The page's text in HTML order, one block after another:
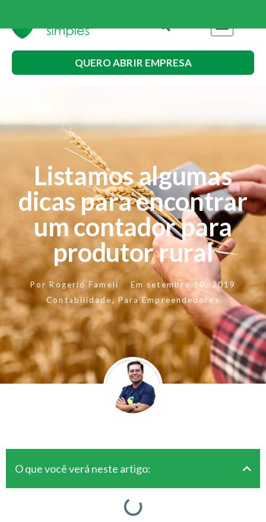
QUERO ABRIR EMPRESA
Listamos algumas
dicas para encontrar
um contador para
produtor rural
Por Rogerio Fameli Em setembro 10, 2019
Contabilidade, Para Empreendedores
O que você verá neste artigo: